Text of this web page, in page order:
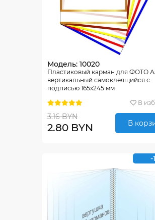
Модель: 10020
Пластиковый карман для ФОТО
вертикальный самоклеящийся с
подписью 165х245 мм
В
3.16 BYN
2.80 BYN В
-